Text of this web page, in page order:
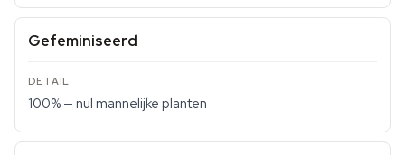
Gefeminiseerd
100% — nul mannelijke planten